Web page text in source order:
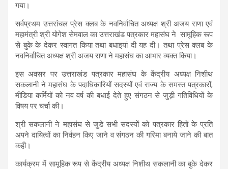
गया।
सर्वप्रथम उत्तरांचल प्रेस क्लब के नवनिर्वाचित अध्यक्ष श्री अजय राणा एवं
महामंत्री श्री योगेश सेमवाल का उत्तराखंड पत्रकार महासंघ ने सामूहिक रूप
से बुके के देकर स्वागत किया तथा बधाइयां दी यह दी। तथा प्रेस क्लब के
नवनिर्वाचित अध्यक्ष श्री अजय राणा ने महासंघ का आभार व्यक्त किया।
इस अवसर पर उत्तराखंड पत्रकार महासंघ के केंद्रीय अध्यक्ष निशीथ
सकलानी ने महासंघ के पदाधिकारियों सदस्यों एवं राज्य के समस्त पत्रकारों,
मीडिया कर्मियों को नव वर्ष की बधाई देते हुए संगठन से जुड़ी गतिविधियों के
विषय पर चर्चा की।
श्री सकलानी ने महासंघ से जुडे सभी सदस्यों को पत्रकार हितों के प्रति
अपने दायित्वों का निर्वहन किए जाने व संगठन की गरिमा बनाये जाने की बात
कही।
कार्यक्रम में सामूहिक रूप से केंद्रीय अध्यक्ष निशीथ सकलानी का बुके देकर